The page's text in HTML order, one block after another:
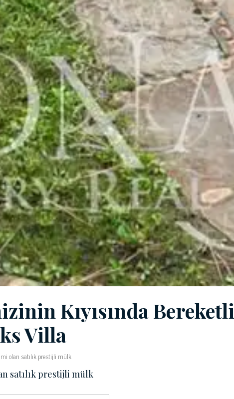
Kıyısında Bereketli
Villa
olan satılık prestijli mülk
satılık prestijli mülk